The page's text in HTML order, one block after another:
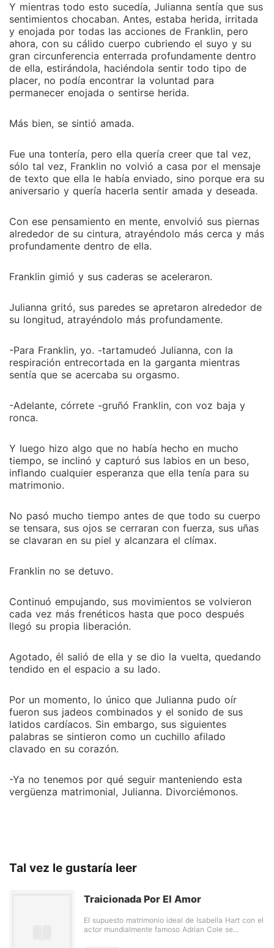
Y mientras todo esto sucedía, Julianna sentía que sus
sentimientos chocaban. Antes, estaba herida, irritada
y enojada por todas las acciones de Franklin, pero
ahora, con su cálido cuerpo cubriendo el suyo y su
gran circunferencia enterrada profundamente dentro
de ella, estirándola, haciéndola sentir todo tipo de
placer, no podía encontrar la voluntad para
permanecer enojada o sentirse herida.
Más bien, se sintió amada.
Fue una tontería, pero ella quería creer que tal vez,
sólo tal vez, Franklin no volvió a casa por el mensaje
de texto que ella le había enviado, sino porque era su
aniversario y quería hacerla sentir amada y deseada.
Con ese pensamiento en mente, envolvió sus piernas
alrededor de su cintura, atrayéndolo más cerca y más
profundamente dentro de ella.
Franklin gimió y sus caderas se aceleraron.
Julianna gritó, sus paredes se apretaron alrededor de
su longitud, atrayéndolo más profundamente.
-Para Franklin, yo. -tartamudeó Julianna, con la
respiración entrecortada en la garganta mientras
sentía que se acercaba su orgasmo.
-Adelante, córrete -gruñó Franklin, con voz baja y
ronca.
Y luego hizo algo que no había hecho en mucho
tiempo, se inclinó y capturó sus labios en un beso,
inflando cualquier esperanza que ella tenía para su
matrimonio.
No pasó mucho tiempo antes de que todo su cuerpo
se tensara, sus ojos se cerraran con fuerza, sus uñas
se clavaran en su piel y alcanzara el clímax.
Franklin no se detuvo.
Continuó empujando, sus movimientos se volvieron
cada vez más frenéticos hasta que poco después
llegó su propia liberación.
Agotado, él salió de ella y se dio la vuelta, quedando
tendido en el espacio a su lado.
Por un momento, lo único que Julianna pudo oír
fueron sus jadeos combinados y el sonido de sus
latidos cardíacos. Sin embargo, sus siguientes
palabras se sintieron como un cuchillo afilado
clavado en su corazón.
-Ya no tenemos por qué seguir manteniendo esta
vergüenza matrimonial, Julianna. Divorciémonos.
Tal vez le gustaría leer
Traicionada Por El Amor
El supuesto matrimonio ideal de Isabella Hart con el
actor mundialmente famoso Adrian Cole se